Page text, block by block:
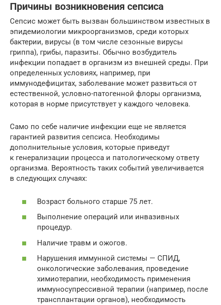
Причины возникновения сепсиса
Сепсис может быть вызван большинством известных в
эпидемиологии микроорганизмов, среди которых
бактерии, вирусы (в том числе сезонные вирусы
гриппа), грибы, паразиты. Обычно возбудитель
инфекции попадает в организм из внешней среды. При
определенных условиях, например, при
иммунодефицитах, заболевание может развиться от
естественной, условно-патогенной флоры организма,
которая в норме присутствует у каждого человека.
Само по себе наличие инфекции еще не является
гарантией развития сепсиса. Необходимы
дополнительные условия, которые приведут
к генерализации процесса и патологическому ответу
организма. Вероятность таких событий увеличивается
в следующих случаях:
Возраст больного старше 75 лет.
Выполнение операций или инвазивных
процедур.
Наличие травм и ожогов.
Нарушения иммунной системы — СПИД,
онкологические заболевания, проведение
химиотерапии, необходимость применения
иммуносупрессивной терапии (например, после
трансплантации органов), необходимость